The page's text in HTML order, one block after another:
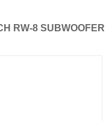
RW-8 SUBWOOFER